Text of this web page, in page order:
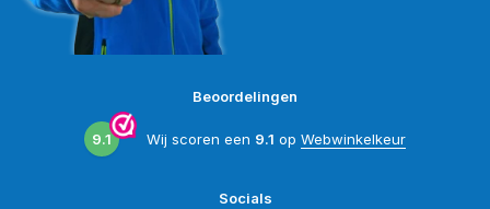
Beoordelingen
9.1 Wij scoren een 9.1 op Webwinkelkeur
Socials